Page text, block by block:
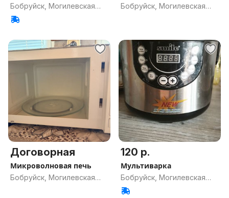
Бобруйск, Могилевская
обл.
Бобруйск, Могилевская
Договорная
Микроволновая печь
Бобруйск, Могилевская
120 р.
Мультиварка
Бобруйск, Могилевская
обл.